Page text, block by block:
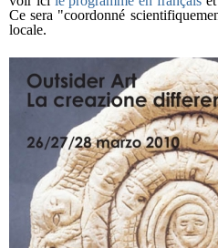
Ce sera "coordonné
locale.